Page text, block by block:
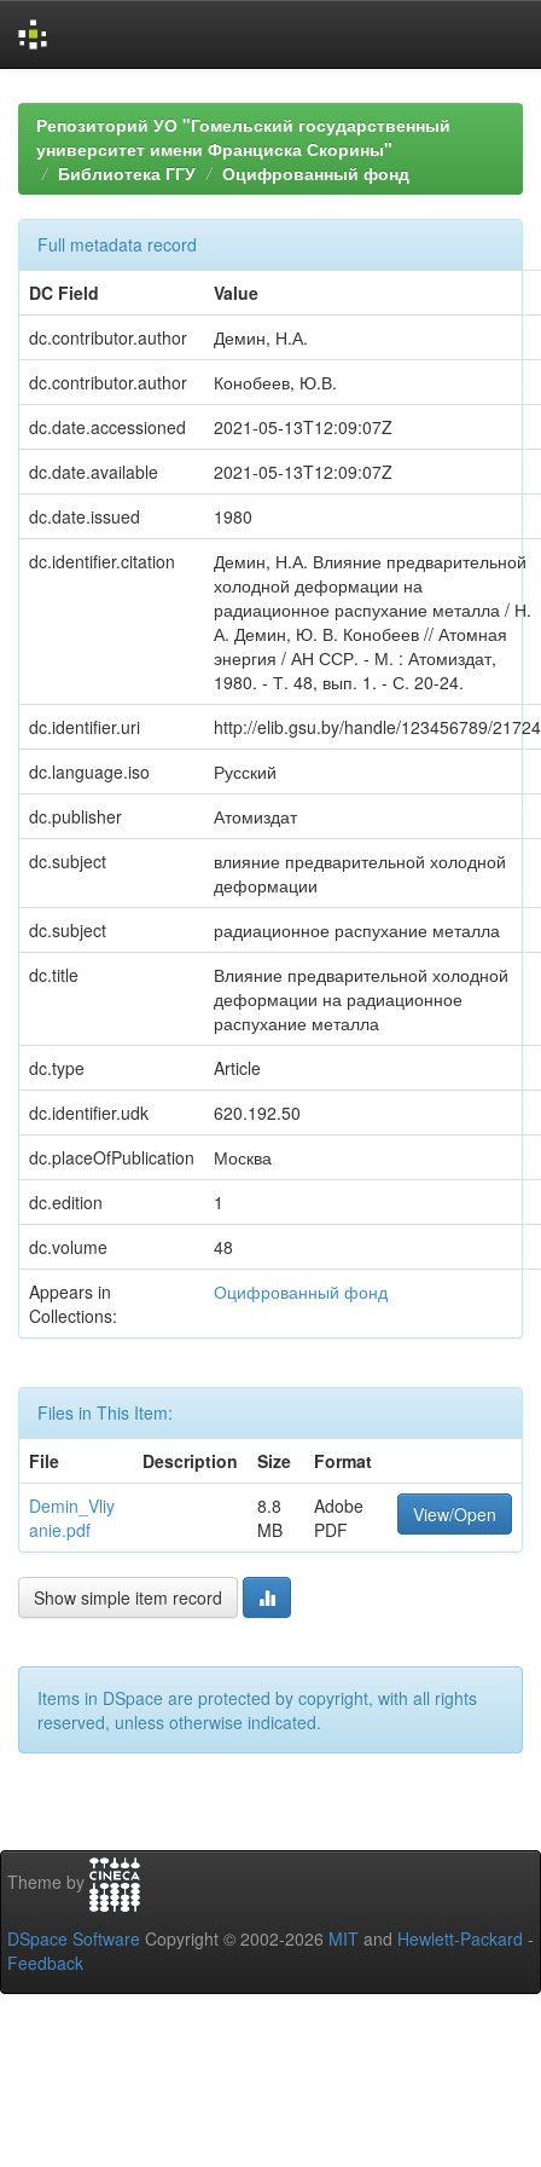
navigationРепозиторий УО "Гомельский государственный
университет имени Франциска Скорины"
Библиотека ГГУ
Оцифрованный фонд
Full metadata record
DC Field
Value
dc.contributor.author
Демин, Н.А.
dc.contributor.author
Конобеев, Ю.В.
dc.date.accessioned
2021-05-13T12:09:07Z
dc.date.available
2021-05-13T12:09:07Z
dc.date.issued
1980
dc.identifier.citation
Демин, Н.А. Влияние предварительной
холодной деформации на
радиационное распухание металла / Н.
А. Демин, Ю. В. Конобеев // Атомная
энергия / АН ССР. - М. : Атомиздат,
1980. - Т. 48, вып. 1. - С. 20-24.
dc.identifier.uri
http://elib.gsu.by/handle/123456789/21724
dc.language.iso
Русский
dc.publisher
Атомиздат
dc.subject
влияние предварительной холодной
деформации
dc.subject
радиационное распухание металла
dc.title
Влияние предварительной холодной
деформации на радиационное
распухание металла
dc.type
Article
dc.identifier.udk
620.192.50
dc.placeOfPublication
Москва
dc.edition
1
dc.volume
48
Appears in
Collections:
Оцифрованный фонд
Files in This Item:
File
Description Size
Format
Demin_Vliy
anie.pdf
8.8
MB
Adobe
PDF
View/Open
Show simple item record
Items in DSpace are protected by copyright, with all rights
reserved, unless otherwise indicated.
Theme by
DSpace Software Copyright © 2002-2026 MIT and Hewlett-Packard -
Feedback